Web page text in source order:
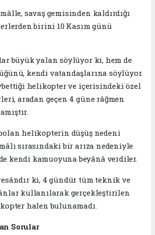
savaş gemisinden kaldırdığı
birini 10 Kasım günü
büyük yalan söylüyor ki, hem de
kendi vatandaşlarına söylüyor.
helikopter ve içerisindeki özel
aradan geçen 4 güne râğmen
helikopterin düşüş nedeni
sırasındaki bir arıza nedeniyle
kendi kamuoyuna beyânâ verdiler.
ki, 4 gündür tüm teknik ve
kullanılarak gerçekleştirilen
halen bulunamadı.
Sorular